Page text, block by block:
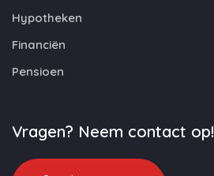
Hypotheken
Financiën
Pensioen
Vragen? Neem contact op!